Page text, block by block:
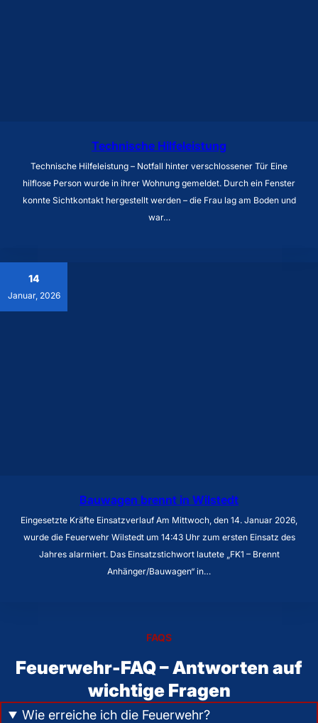
Technische Hilfeleistung
Technische Hilfeleistung – Notfall hinter verschlossener Tür Eine
hilflose Person wurde in ihrer Wohnung gemeldet. Durch ein Fenster
konnte Sichtkontakt hergestellt werden – die Frau lag am Boden und
war…
14
Januar, 2026
Bauwagen brennt in Wilstedt
Eingesetzte Kräfte Einsatzverlauf Am Mittwoch, den 14. Januar 2026,
wurde die Feuerwehr Wilstedt um 14:43 Uhr zum ersten Einsatz des
Jahres alarmiert. Das Einsatzstichwort lautete „FK1 – Brennt
Anhänger/Bauwagen“ in…
FAQS
Feuerwehr-FAQ – Antworten auf
wichtige Fragen
Wie erreiche ich die Feuerwehr?